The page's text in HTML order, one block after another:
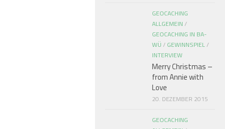
GEOCACHING
ALLGEMEIN /
GEOCACHING IN BA-
WÜ / GEWINNSPIEL/
INTERVIEW
Merry Christmas –
from Annie with
Love
20. DEZEMBER 2015
GEOCACHING